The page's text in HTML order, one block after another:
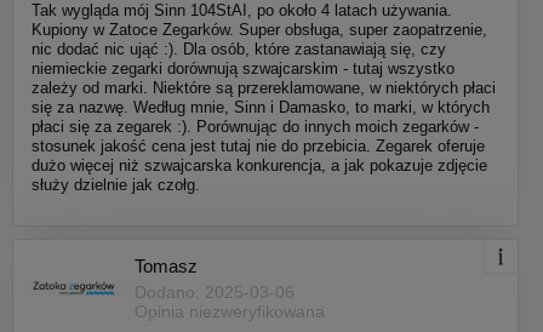
Tak wygląda mój Sinn 104StAI, po około 4 latach używania.
Kupiony w Zatoce Zegarków. Super obsługa, super zaopatrzenie,
nic dodać nic ująć :). Dla osób, które zastanawiają się, czy
niemieckie zegarki dorównują szwajcarskim - tutaj wszystko
zależy od marki. Niektóre są przereklamowane, w niektórych płaci
się za nazwę. Według mnie, Sinn i Damasko, to marki, w których
płaci się za zegarek :). Porównując do innych moich zegarków -
stosunek jakość cena jest tutaj nie do przebicia. Zegarek oferuje
dużo więcej niż szwajcarska konkurencja, a jak pokazuje zdjęcie
służy dzielnie jak czołg.
Tomasz
Dodano: 2025-03-06
Opinia niezweryfikowana